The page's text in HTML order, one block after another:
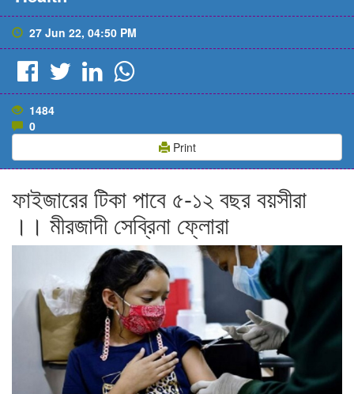
27 Jun 22, 04:50 PM
1484
0
Print
ফাইজারের টিকা পাবে ৫-১২ বছর বয়সীরা
।। মীরজাদী সেব্রিনা ফ্লোরা